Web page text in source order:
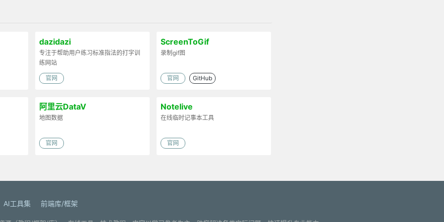
dazidazi
专注于帮助用户练习标准指法的打字训
练网站
官网
ScreenToGif
录制gif图
官网 GitHub
阿里云DataV
地图数据
官网
Notelive
在线临时记事本工具
官网
AI工具集 前端库/框架